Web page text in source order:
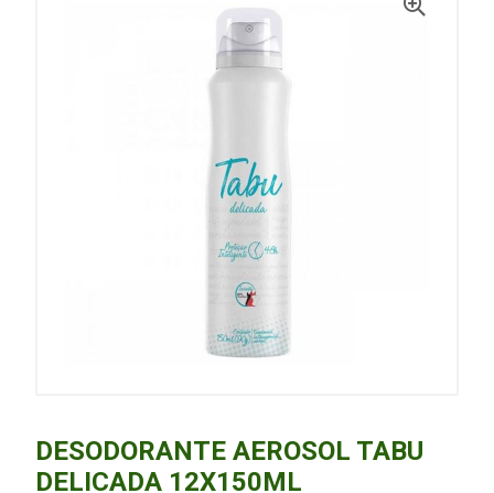
DESODORANTE AEROSOL TABU
DELICADA 12X150ML